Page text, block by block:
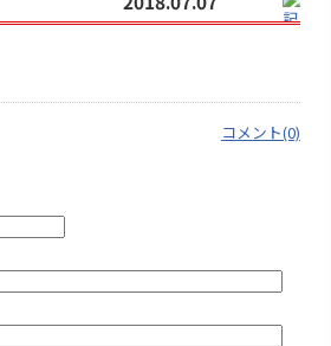
コメント(0)